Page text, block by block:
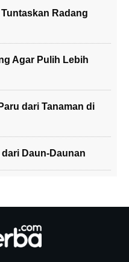
Radang
Agar Pulih Lebih
dari Tanaman di
Daun-Daunan